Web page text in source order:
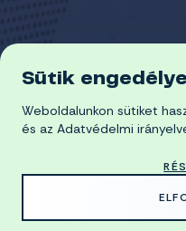
© 2026 Miskolci Egyetem
ADATVÉDELEM
COOKIE-SZABÁLYZAT
Sütik
Weboldalunkon sütiket
és az Adatvédelmi